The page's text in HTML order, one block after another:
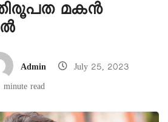
മകൻ
Admin
July 25, 2023
minute read